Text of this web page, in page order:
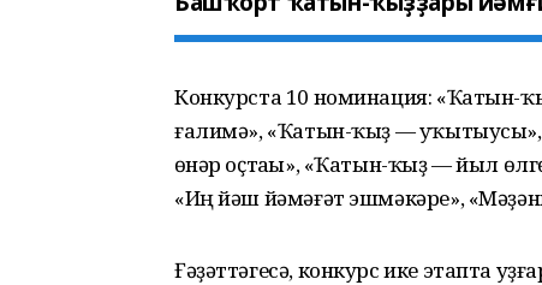
Конкурста 10 номинация: «Ҡатын-
ғалимә», «Ҡатын-ҡыҙ —
һөнәр оҫтаһы», «Ҡатын-ҡыҙ — йыл
«Иң йәш йәмәғәт эшмәкәре»,
Ғәҙәттәгесә, конкурс ике этапта